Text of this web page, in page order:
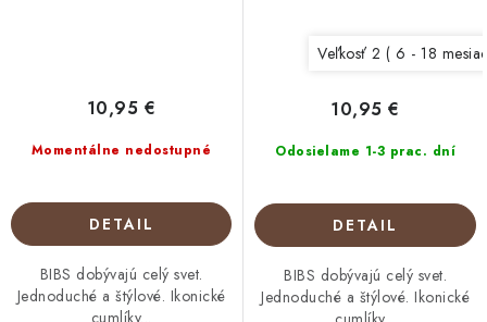
Momentálne nedostupné
10,95 €
DETAIL
BIBS dobývajú celý svet.
Jednoduché a štýlové. Ikonické
cumlíky...
Veľkosť 2 ( 6 - 18
Odosielame 1-3 prac. dní
10,95 €
DETAIL
BIBS dobývajú celý svet.
Jednoduché a štýlové. Ikonické